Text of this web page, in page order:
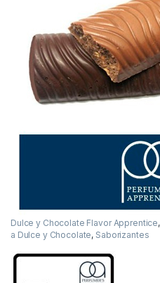
Dulce y Chocolate Flavor Apprentice,
a Dulce y Chocolate, Saborizantes